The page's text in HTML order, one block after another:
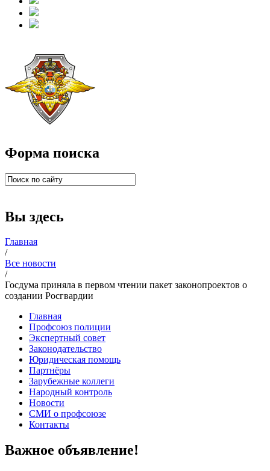
Форма поиска
Вы здесь
Главная
/
Все новости
/
Госдума приняла в первом чтении пакет законопроектов о
создании Росгвардии
Главная
Профсоюз полиции
Экспертный совет
Законодательство
Юридическая помощь
Партнёры
Зарубежные коллеги
Народный контроль
Новости
СМИ о профсоюзе
Контакты
Важное объявление!